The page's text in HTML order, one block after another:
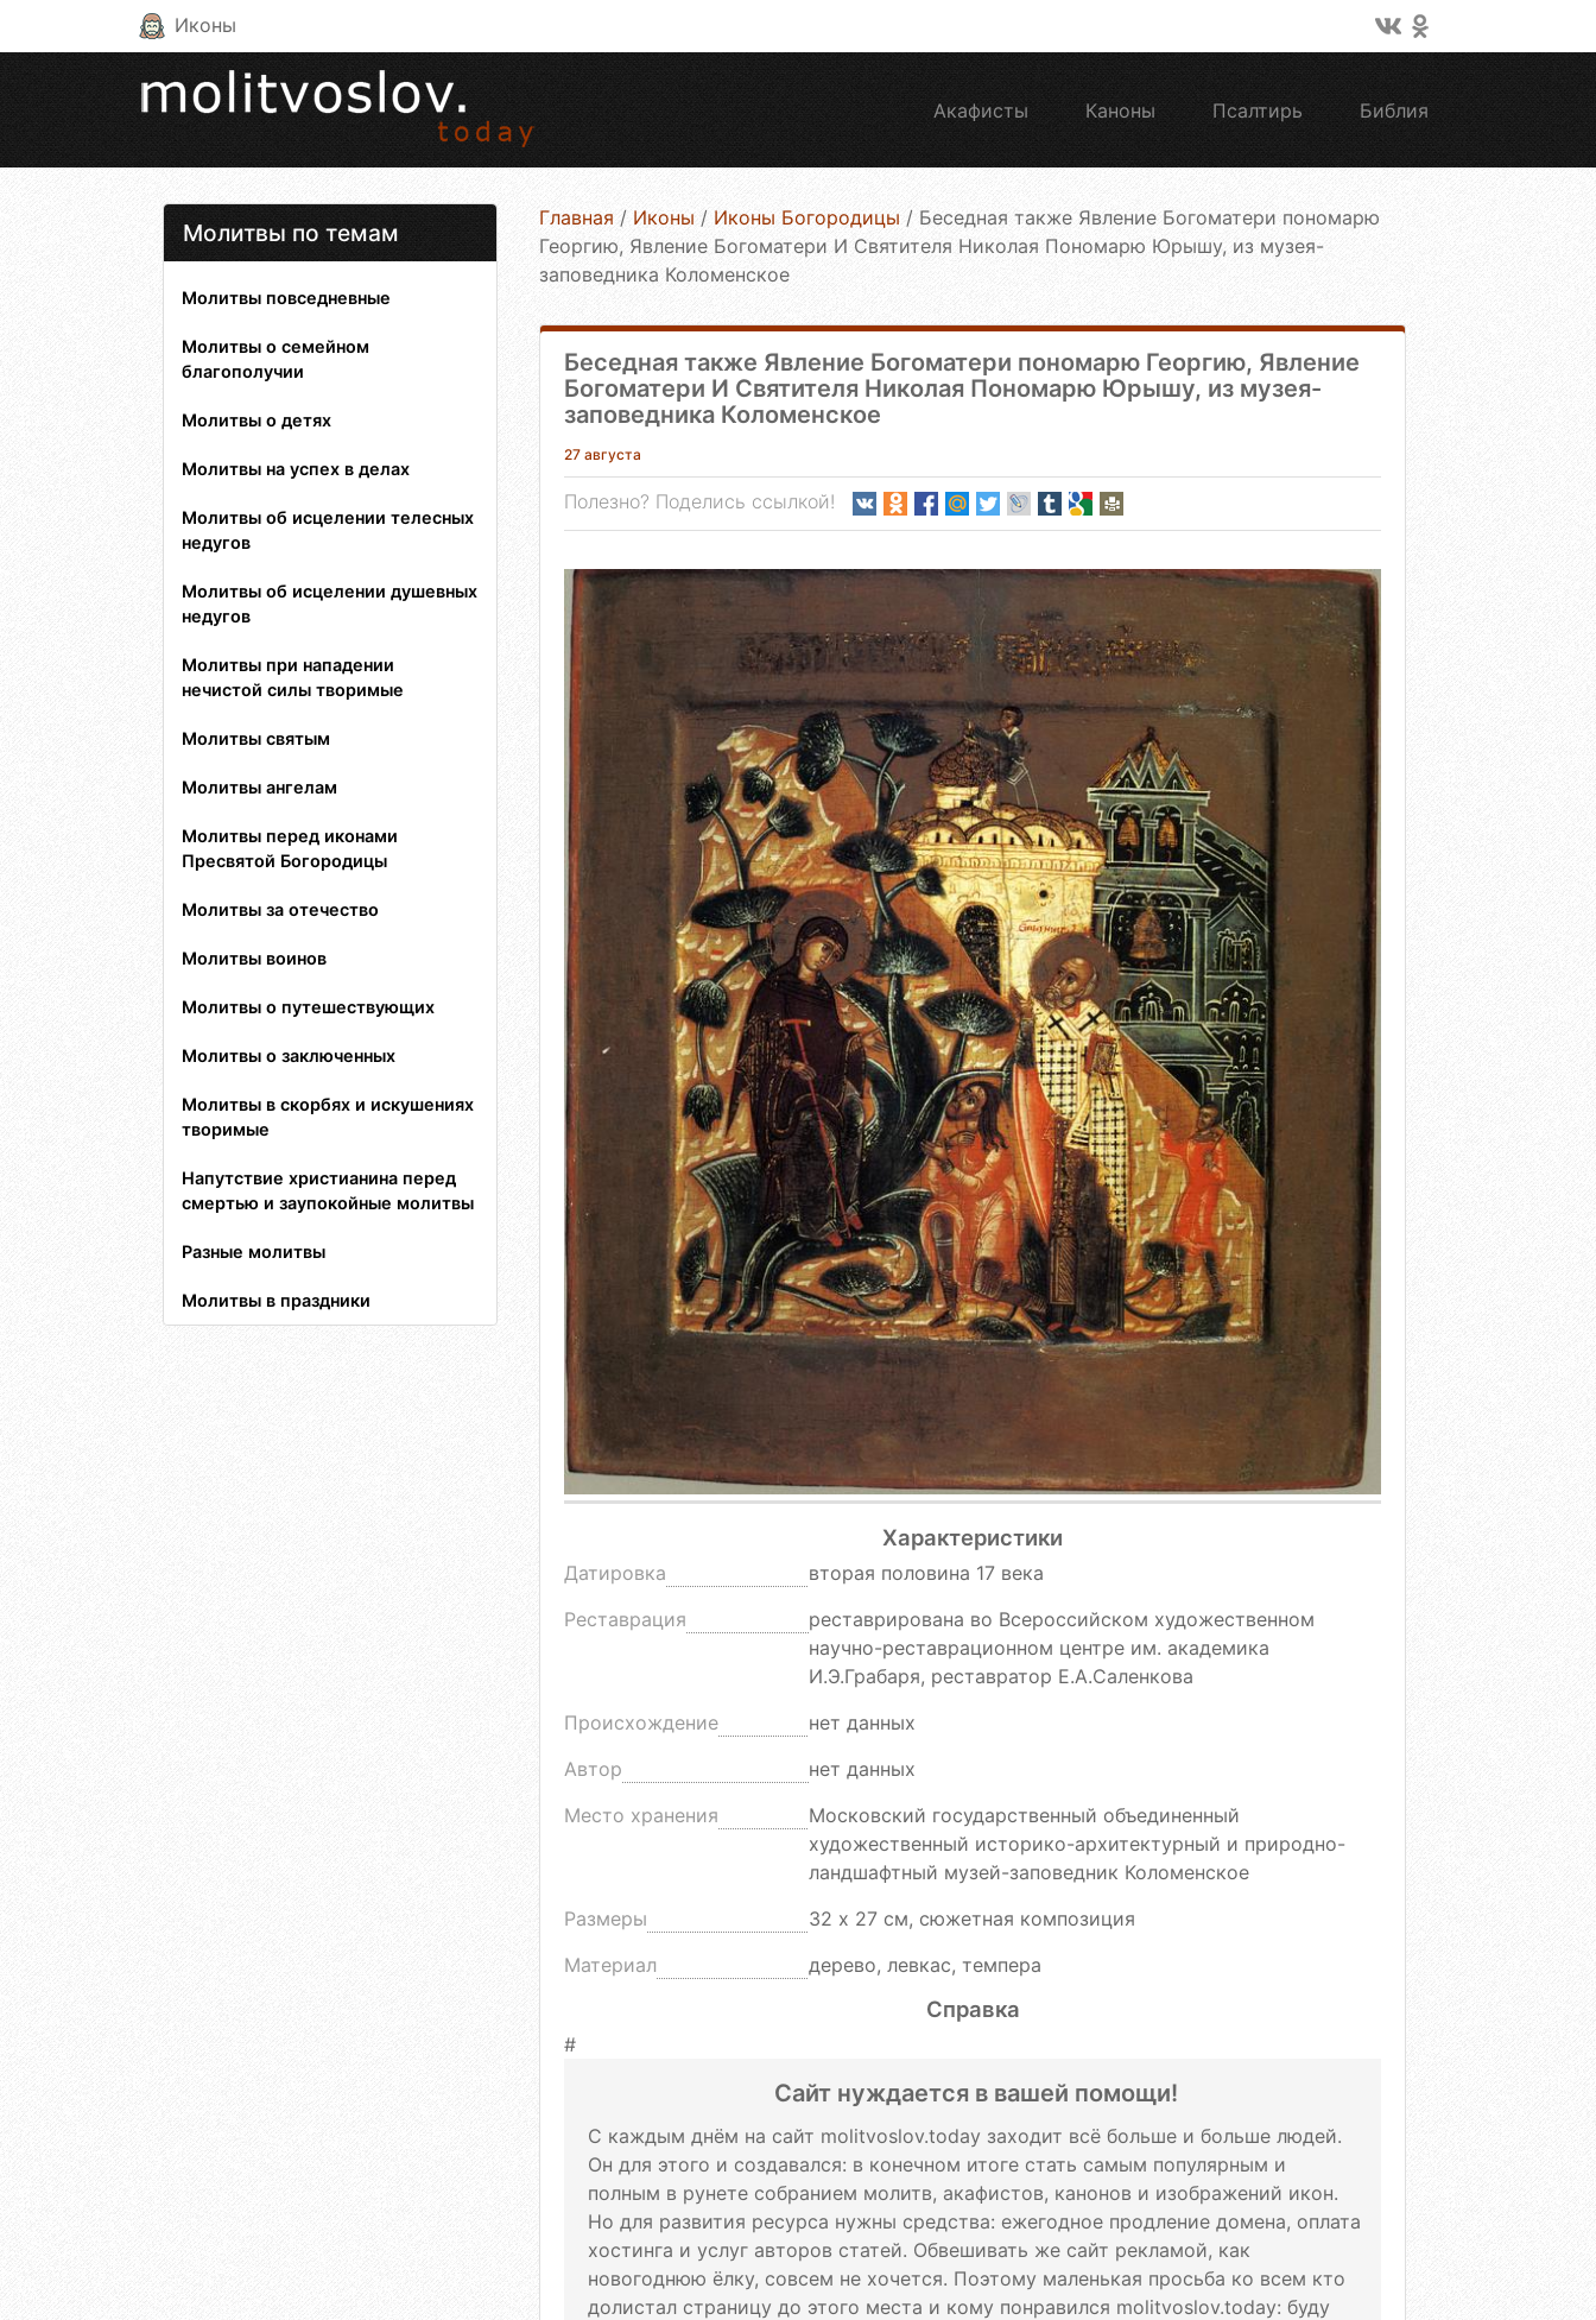
Иконы
Акафисты Каноны Псалтирь Библия
Молитвы по темам
Молитвы повседневные
Молитвы о семейном
благополучии
Молитвы о детях
Молитвы на успех в делах
Молитвы об исцелении телесных
недугов
Молитвы об исцелении душевных
недугов
Молитвы при нападении
нечистой силы творимые
Молитвы святым
Молитвы ангелам
Молитвы перед иконами
Пресвятой Богородицы
Молитвы за отечество
Молитвы воинов
Молитвы о путешествующих
Молитвы о заключенных
Молитвы в скорбях и искушениях
творимые
Напутствие христианина перед
смертью и заупокойные молитвы
Разные молитвы
Молитвы в праздники
Главная / Иконы / Иконы Богородицы / Беседная также Явление Богоматери пономарю
Георгию, Явление Богоматери И Святителя Николая Пономарю Юрышу, из музея-
заповедника Коломенское
Беседная также Явление Богоматери пономарю Георгию, Явление
Богоматери И Святителя Николая Пономарю Юрышу, из музея-
заповедника Коломенское
27 августа
Полезно? Поделись ссылкой!
Характеристики
Датировка
вторая половина 17 века
Реставрация
реставрирована во Всероссийском художественном
научно-реставрационном центре им. академика
И.Э.Грабаря, реставратор Е.А.Саленкова
Происхождение
нет данных
Автор
нет данных
Место хранения
Московский государственный объединенный
художественный историко-архитектурный и природно-
ландшафтный музей-заповедник Коломенское
Размеры
32 х 27 см, сюжетная композиция
Материал
дерево, левкас, темпера
Справка
#
Сайт нуждается в вашей помощи!
С каждым днём на сайт molitvoslov.today заходит всё больше и больше людей.
Он для этого и создавался: в конечном итоге стать самым популярным и
полным в рунете собранием молитв, акафистов, канонов и изображений икон.
Но для развития ресурса нужны средства: ежегодное продление домена, оплата
хостинга и услуг авторов статей. Обвешивать же сайт рекламой, как
новогоднюю ёлку, совсем не хочется. Поэтому маленькая просьба ко всем кто
долистал страницу до этого места и кому понравился molitvoslov.today: буду